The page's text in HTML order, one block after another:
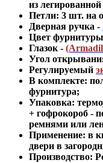
из
Петли: 3 шт. на
Дверная ручка -
Цвет
Глазок -
Угол
Регулируемый
В комплекте:
фурнитура;
Упаковка:
+ гофрокороб -
ремнями или
Применение: в
двери в
Производство: